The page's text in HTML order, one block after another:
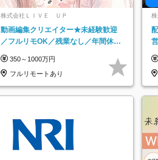
株式会社ＬＩＶＥ ＵＰ
動画編集クリエイター★未経験歓迎
／フルリモOK／残業なし／年間休日
実で安心
350～1000万円
フルリモートあり